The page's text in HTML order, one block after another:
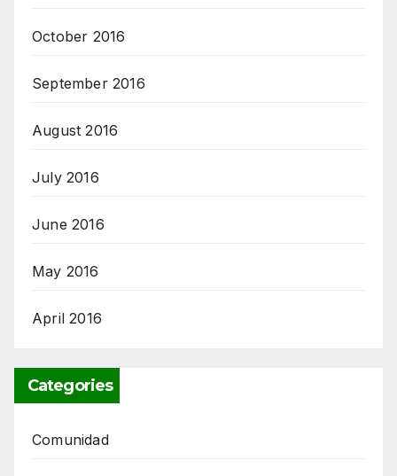
October 2016
September 2016
August 2016
July 2016
June 2016
May 2016
April 2016
Categories
Comunidad